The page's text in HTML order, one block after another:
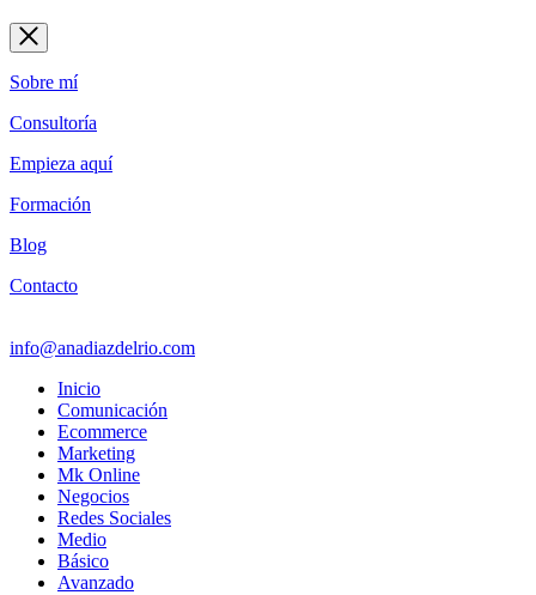
Sobre mí
Consultoría
Empieza aquí
Formación
Blog
Contacto
info@anadiazdelrio.com
Inicio
Comunicación
Ecommerce
Marketing
Mk Online
Negocios
Redes Sociales
Medio
Básico
Avanzado